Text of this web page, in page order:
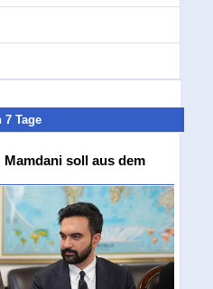
7 Tage
soll aus dem